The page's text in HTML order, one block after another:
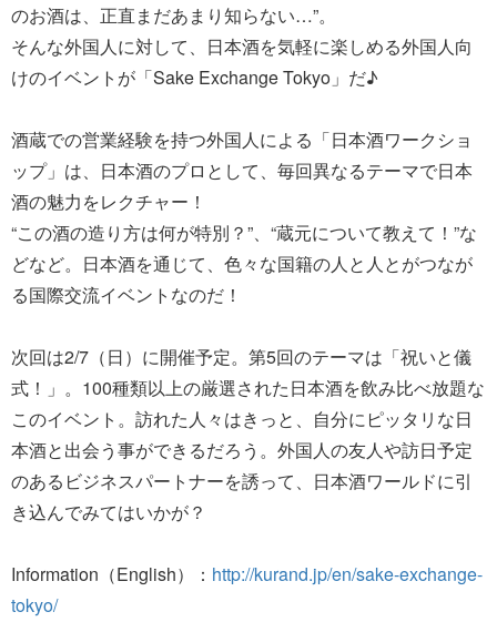
のお酒は、正直まだあまり知らない…”。
そんな外国人に対して、日本酒を気軽に楽しめる外国人向
けのイベントが「Sake Exchange Tokyo」だ♪
酒蔵での営業経験を持つ外国人による「日本酒ワークショ
ップ」は、日本酒のプロとして、毎回異なるテーマで日本
酒の魅力をレクチャー！
“この酒の造り方は何が特別？”、“蔵元について教えて！”な
どなど。日本酒を通じて、色々な国籍の人と人とがつなが
る国際交流イベントなのだ！
次回は2/7（日）に開催予定。第5回のテーマは「祝いと儀
式！」。100種類以上の厳選された日本酒を飲み比べ放題な
このイベント。訪れた人々はきっと、自分にピッタリな日
本酒と出会う事ができるだろう。外国人の友人や訪日予定
のあるビジネスパートナーを誘って、日本酒ワールドに引
き込んでみてはいかが？
Information（English）： http://kurand.jp/en/sake-exchange-
tokyo/